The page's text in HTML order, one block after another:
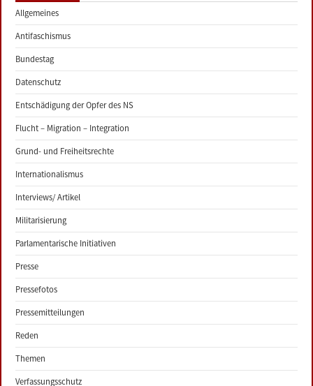
Allgemeines
Antifaschismus
Bundestag
Datenschutz
Entschädigung der Opfer des NS
Flucht – Migration – Integration
Grund- und Freiheitsrechte
Internationalismus
Interviews/ Artikel
Militarisierung
Parlamentarische Initiativen
Presse
Pressefotos
Pressemitteilungen
Reden
Themen
Verfassungsschutz